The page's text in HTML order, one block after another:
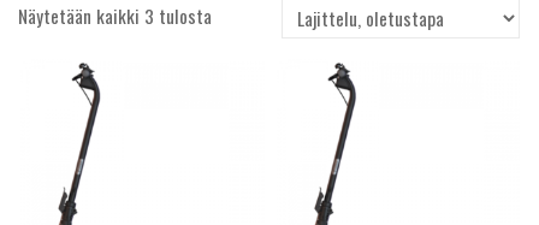
Hinta
Hinta:€273
Näytetään kaikki 3 tulosta